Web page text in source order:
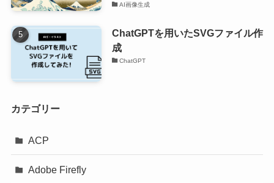
AI画像生成
ChatGPTを用いたSVGファイル作
成
ChatGPT
カテゴリー
ACP
Adobe Firefly